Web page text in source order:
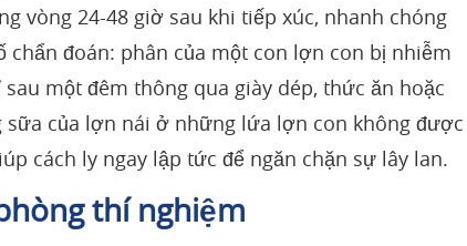
vòng 24-48 giờ sau khi tiếp xúc, nhanh chóng
chẩn đoán: phân của một con lợn con bị nhiễm
một đêm thông qua giày dép, thức ăn hoặc
của lợn nái ở những lứa lợn con không được
cách ly ngay lập tức để ngăn chặn sự lây lan.
thí nghiệm